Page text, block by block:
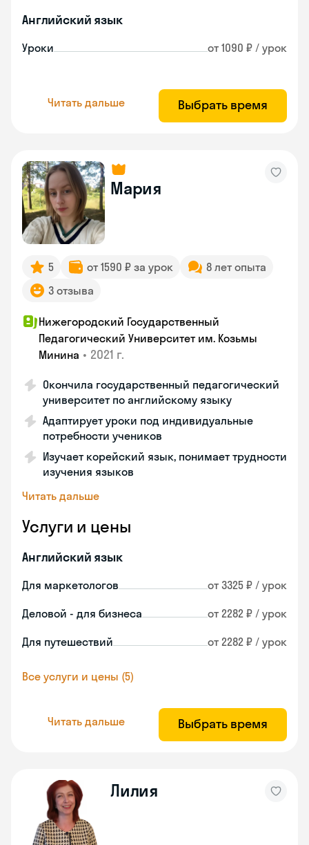
Английский язык
Уроки от 1090 ₽ / урок
Читать дальше Выбрать время
Мария
5 от 1590 ₽ за урок
8 лет опыта
3 отзыва
Нижегородский Государственный
Педагогический Университет им. Козьмы
Минина • 2021 г.
Окончила государственный педагогический
университет по английскому языку
Адаптирует уроки под индивидуальные
потребности учеников
Изучает корейский язык, понимает трудности
изучения языков
Читать дальше
Услуги и цены
Английский язык
Для маркетологов от 3325 ₽ / урок
Деловой - для бизнеса от 2282 ₽ / урок
Для путешествий от 2282 ₽ / урок
Все услуги и цены (5)
Читать дальше Выбрать время
Лилия